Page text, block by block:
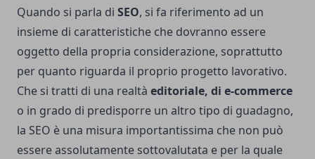
Quando si parla di SEO, si fa riferimento ad un
insieme di caratteristiche che dovranno essere
oggetto della propria considerazione, soprattutto
per quanto riguarda il proprio progetto lavorativo.
Che si tratti di una realtà editoriale, di e-commerce
o in grado di predisporre un altro tipo di guadagno,
la SEO è una misura importantissima che non può
essere assolutamente sottovalutata e per la quale